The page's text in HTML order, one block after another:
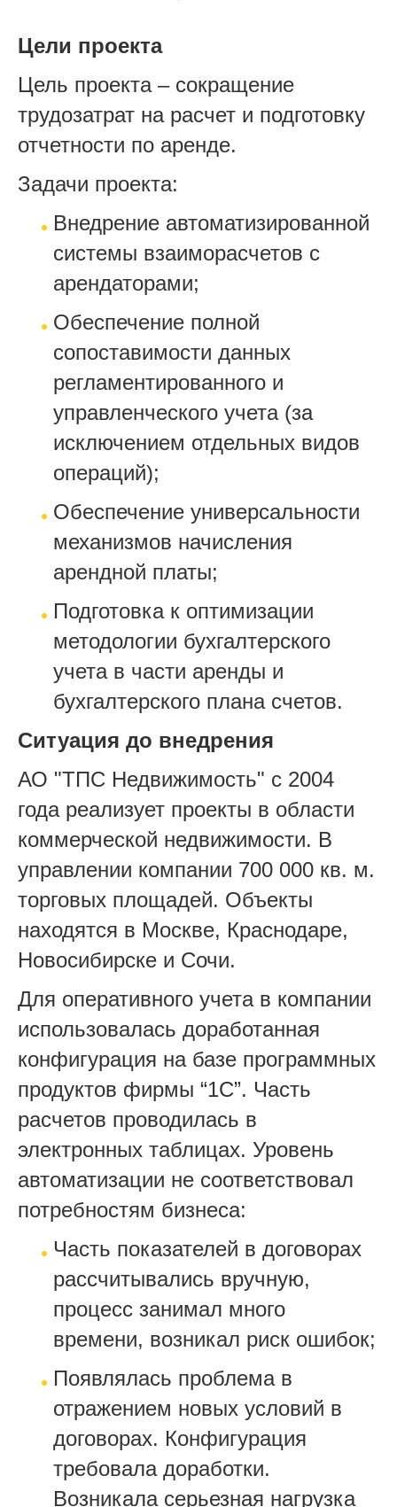
Цели проекта
Цель проекта – сокращение
трудозатрат на расчет и подготовку
отчетности по аренде.
Задачи проекта:
Внедрение автоматизированной
системы взаиморасчетов с
арендаторами;
Обеспечение полной
сопоставимости данных
регламентированного и
управленческого учета (за
исключением отдельных видов
операций);
Обеспечение универсальности
механизмов начисления
арендной платы;
Подготовка к оптимизации
методологии бухгалтерского
учета в части аренды и
бухгалтерского плана счетов.
Ситуация до внедрения
АО "ТПС Недвижимость" с 2004
года реализует проекты в области
коммерческой недвижимости. В
управлении компании 700 000 кв. м.
торговых площадей. Объекты
находятся в Москве, Краснодаре,
Новосибирске и Сочи.
Для оперативного учета в компании
использовалась доработанная
конфигурация на базе программных
продуктов фирмы “1С”. Часть
расчетов проводилась в
электронных таблицах. Уровень
автоматизации не соответствовал
потребностям бизнеса:
Часть показателей в договорах
рассчитывались вручную,
процесс занимал много
времени, возникал риск ошибок;
Появлялась проблема в
отражением новых условий в
договорах. Конфигурация
требовала доработки.
Возникала серьезная нагрузка